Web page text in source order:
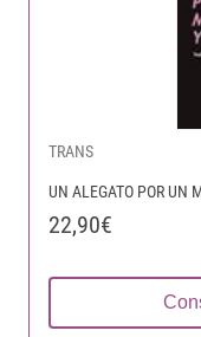
TRANS
UN ALEGATO POR UN
22,90€